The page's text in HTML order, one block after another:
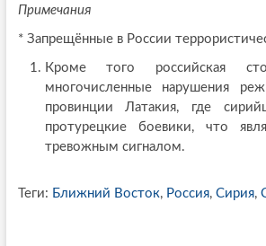
Примечания
* Запрещённые в России
Кроме того российская
многочисленные нарушения
провинции Латакия, где
протурецкие боевики, что
тревожным сигналом.
Теги: Ближний Восток, Россия, Сирия,